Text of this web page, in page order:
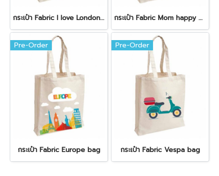
กระเป๋า Fabric I love London bag กระเป๋า Fabric Mom happy Mothers day bag
Pre-Order
กระเป๋า Fabric Europe bag
Pre-Order
กระเป๋า Fabric Vespa bag